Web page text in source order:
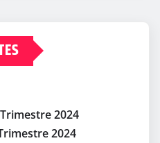
2024
2024